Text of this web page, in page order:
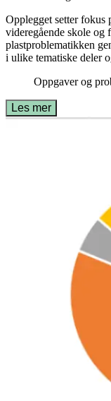
Opplegget setter fokus
videregående skole og
plastproblematikken
i ulike tematiske deler
Oppgaver og
Les mer